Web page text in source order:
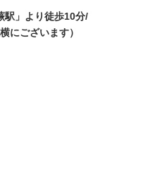
」より徒歩10分/
にございます）